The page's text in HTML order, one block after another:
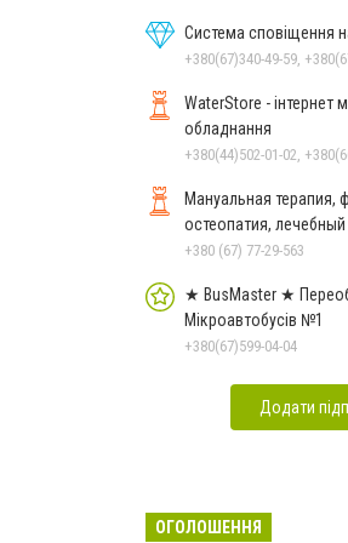
Система сповіщення
+380(67)340-49-59,
WaterStore - інтернет
обладнання
Мануальная терапия,
остеопатия,
+380 (67) 77-29-563
★ BusMaster ★
Мікроавтобусів №1
+380(67)599-04-04
Додати
ОГОЛОШЕННЯ